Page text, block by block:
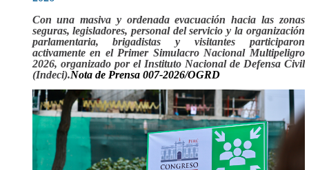
Con una masiva y ordenada evacuación hacia las zonas
seguras, legisladores, personal del servicio y la organización
parlamentaria, brigadistas y visitantes participaron
activamente en el Primer Simulacro Nacional Multipeligro
2026, organizado por el Instituto Nacional de Defensa Civil
(Indeci).Nota de Prensa 007-2026/OGRD